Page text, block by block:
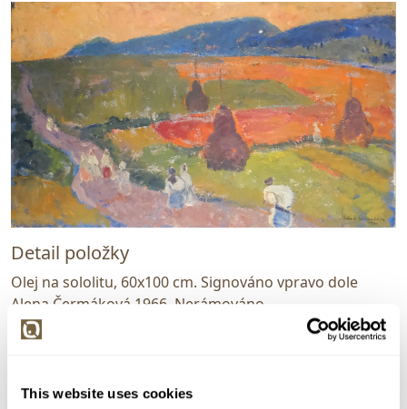
This website uses cookies
Detail položky
Olej na sololitu, 60x100 cm. Signováno vpravo dole
Alena Čermáková 1966. Nerámováno.
> Zobrazit detail položky a informace o autorovi